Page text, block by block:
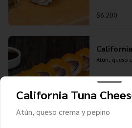
$6.200
Atún, queso
$6.200
California Tuna
Atún, queso crema y pepino